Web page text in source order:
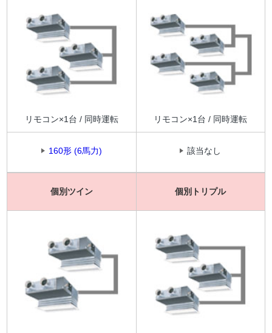
リモコン×1台 / 同時運転
160形 (6馬力)
リモコン×1台 / 同時運転
該当なし
個別ツイン 個別トリプル